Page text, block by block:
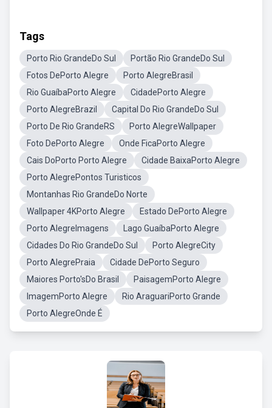
Tags
Porto Rio GrandeDo Sul
Portão Rio GrandeDo Sul
Fotos DePorto Alegre
Porto AlegreBrasil
Rio GuaíbaPorto Alegre
CidadePorto Alegre
Porto AlegreBrazil
Capital Do Rio GrandeDo Sul
Porto De Rio GrandeRS
Porto AlegreWallpaper
Foto DePorto Alegre
Onde FicaPorto Alegre
Cais DoPorto Porto Alegre
Cidade BaixaPorto Alegre
Porto AlegrePontos Turisticos
Montanhas Rio GrandeDo Norte
Wallpaper 4KPorto Alegre
Estado DePorto Alegre
Porto AlegreImagens
Lago GuaíbaPorto Alegre
Cidades Do Rio GrandeDo Sul
Porto AlegreCity
Porto AlegrePraia
Cidade DePorto Seguro
Maiores Porto'sDo Brasil
PaisagemPorto Alegre
ImagemPorto Alegre
Rio AraguariPorto Grande
Porto AlegreOnde É